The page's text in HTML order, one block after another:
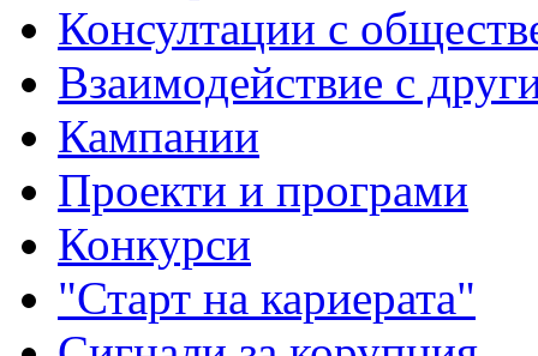
Консултации с
Взаимодействие с
Кампании
Проекти и програми
Конкурси
"Старт на кариерата"